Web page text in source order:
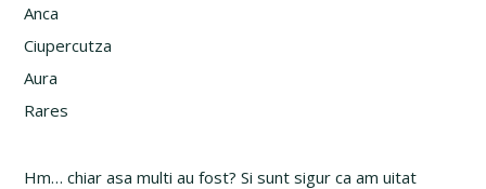
Anca
Ciupercutza
Aura
Rares
Hm… chiar asa multi au fost? Si sunt sigur ca am uitat